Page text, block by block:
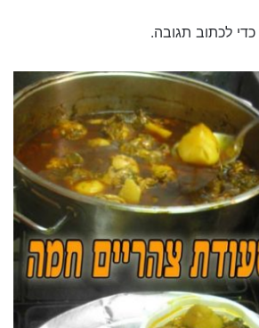
כדי לכתוב תגובה.